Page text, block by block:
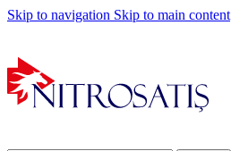
Skip to navigation Skip to main content